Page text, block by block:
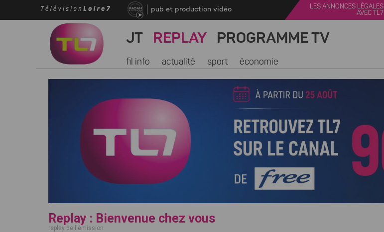
pub et production vidéo
LES ANNONCES LÉGALES
AVEC TL7
JT REPLAY PROGRAMME TV
fil info actualité sport économie
Replay : Bienvenue chez vous
replay de l'émission